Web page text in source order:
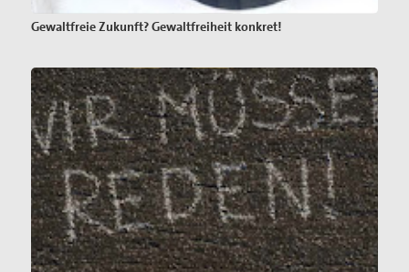
Gewaltfreie Zukunft? Gewaltfreiheit konkret!